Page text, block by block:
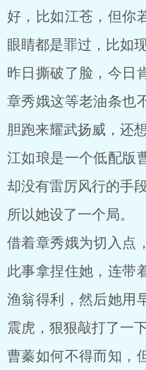
好，比如江苍，但你
眼睛都是罪过，比如
昨日撕破了脸，今日
章秀娥这等老油条也
胆跑来耀武扬威，还
江如琅是一个低配版
却没有雷厉风行的手段
所以她设了一个局。
借着章秀娥为切入点
此事拿捏住她，连带
渔翁得利，然后她用
震虎，狠狠敲打了一下
曹蓁如何不得而知，